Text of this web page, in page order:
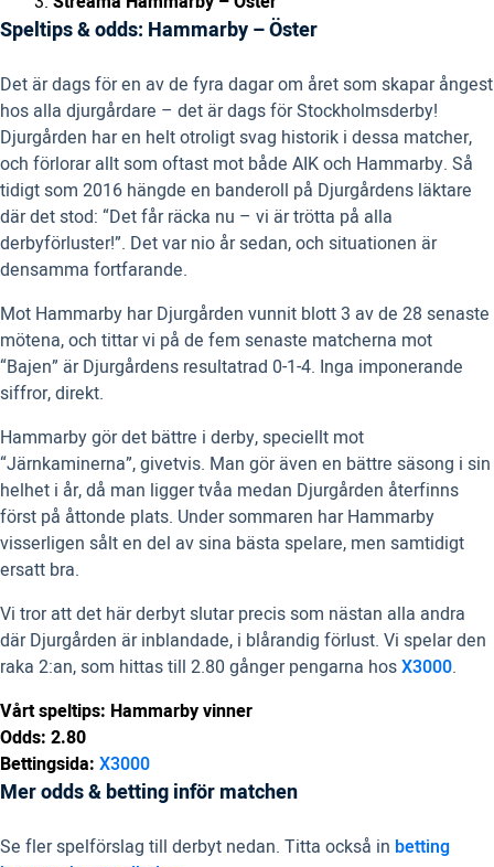
Speltips & odds: Hammarby – Öster
Det är dags för en av de fyra dagar om året som skapar ångest
hos alla djurgårdare – det är dags för Stockholmsderby!
Djurgården har en helt otroligt svag historik i dessa matcher,
och förlorar allt som oftast mot både AIK och Hammarby. Så
tidigt som 2016 hängde en banderoll på Djurgårdens läktare
där det stod: “Det får räcka nu – vi är trötta på alla
derbyförluster!”. Det var nio år sedan, och situationen är
densamma fortfarande.
Mot Hammarby har Djurgården vunnit blott 3 av de 28 senaste
mötena, och tittar vi på de fem senaste matcherna mot
“Bajen” är Djurgårdens resultatrad 0-1-4. Inga imponerande
siffror, direkt.
Hammarby gör det bättre i derby, speciellt mot
“Järnkaminerna”, givetvis. Man gör även en bättre säsong i sin
helhet i år, då man ligger tvåa medan Djurgården återfinns
först på åttonde plats. Under sommaren har Hammarby
visserligen sålt en del av sina bästa spelare, men samtidigt
ersatt bra.
Vi tror att det här derbyt slutar precis som nästan alla andra
där Djurgården är inblandade, i blårandig förlust. Vi spelar den
raka 2:an, som hittas till 2.80 gånger pengarna hosX3000.
Vårt speltips: Hammarby vinner
Odds: 2.80
Bettingsida: X3000
Mer odds & betting inför matchen
Se fler spelförslag till derbyt nedan. Titta också in betting